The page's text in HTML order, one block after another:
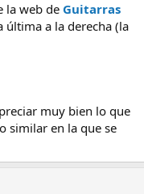
la web de Guitarras
última a la derecha (la
muy bien lo que
similar en la que se